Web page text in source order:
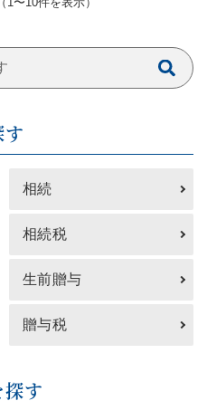
相続
相続税
生前贈与
贈与税
す